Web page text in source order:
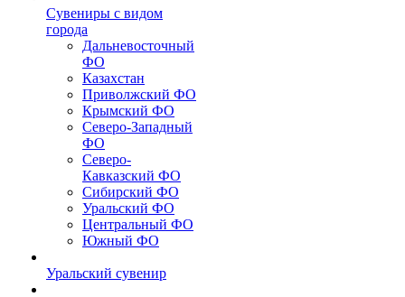
Сувениры с видом
города
Дальневосточный
ФО
Казахстан
Приволжский ФО
Крымский ФО
Северо-Западный
ФО
Северо-
Кавказский ФО
Сибирский ФО
Уральский ФО
Центральный ФО
Южный ФО
Уральский сувенир